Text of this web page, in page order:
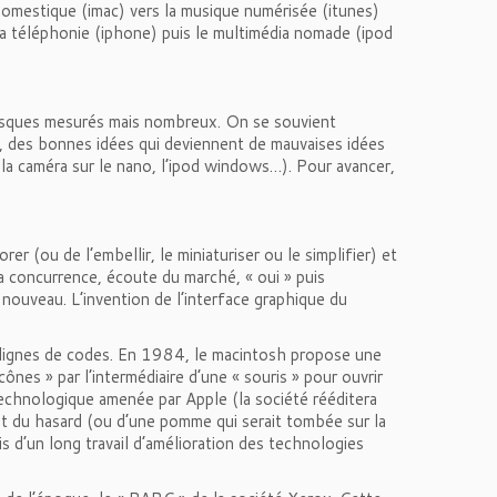
(imac) vers la musique numérisée (itunes)
(iphone) puis le multimédia nomade (ipod
mesurés mais nombreux. On se souvient
bonnes idées qui deviennent de mauvaises idées
sur le nano, l’ipod windows…). Pour avancer,
(ou de l’embellir, le miniaturiser ou le simplifier) et
écoute du marché, « oui » puis
L’invention de l’interface graphique du
de codes. En 1984, le macintosh propose une
» par l’intermédiaire d’une « souris » pour ouvrir
amenée par Apple (la société rééditera
du hasard (ou d’une pomme qui serait tombée sur la
d’un long travail d’amélioration des technologies